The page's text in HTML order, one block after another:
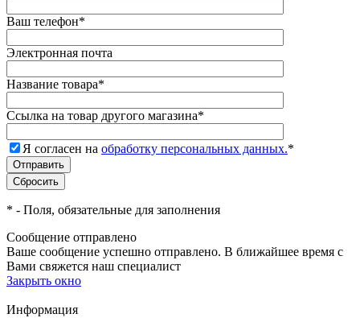
Ваш телефон*
Электронная почта
Название товара*
Ссылка на товар другого магазина*
Я согласен на обработку персональных данных.*
* - Поля, обязательные для заполнения
Сообщение отправлено
Ваше сообщение успешно отправлено. В ближайшее время с
Вами свяжется наш специалист
Закрыть окно
Информация